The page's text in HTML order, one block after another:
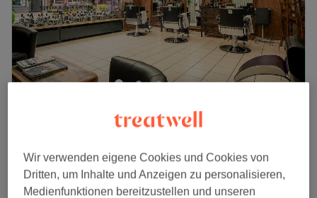
1726 Bewertungen
Damen - Haarkur
15 Min.
Wir verwenden eigene Cookies und Cookies von
Dritten, um Inhalte und Anzeigen zu personalisieren,
Medienfunktionen bereitzustellen und unseren